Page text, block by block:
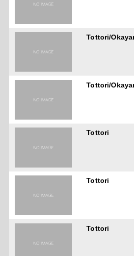
Tottori/
Tottori/
Tottori
Tottori
Tottori